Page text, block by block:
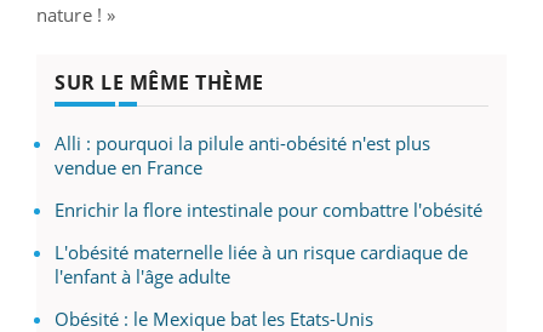
nature ! »
SUR LE MÊME THÈME
Alli : pourquoi la pilule anti-obésité n'est plus
vendue en France
Enrichir la flore intestinale pour combattre l'obésité
L'obésité maternelle liée à un risque cardiaque de
l'enfant à l'âge adulte
Obésité : le Mexique bat les Etats-Unis